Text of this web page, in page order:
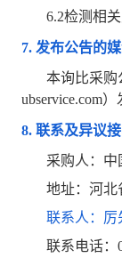
6.2检测相关
7. 发布公告的
本询比采购
ubservice.com）
8. 联系及异议
采购人：中
地址：河北
联系人：厉
联系电话：